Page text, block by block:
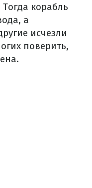
Тогда корабль
а
исчезли
поверить,